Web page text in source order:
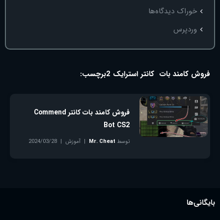
خوراک دیدگاه‌ها
وردپرس
برچسب: فروش کامند بات کانتر استرایک 2
فروش کامند بات کانتر Commend
Bot CS2
توسط Mr. Cheat آموزش
2024/03/28
بایگانی‌ها